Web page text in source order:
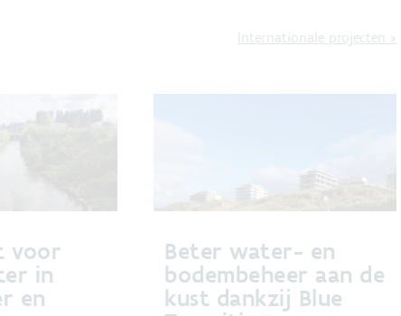
Internationale projecten >
voor
in
en
Beter water- en
bodembeheer aan de
kust dankzij Blue